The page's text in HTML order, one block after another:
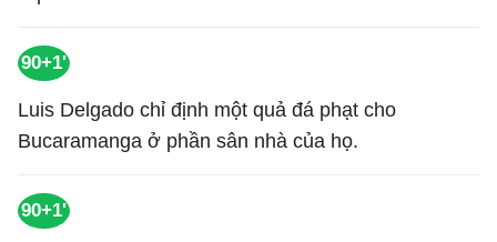
90+1'
Luis Delgado chỉ định một quả đá phạt cho
Bucaramanga ở phần sân nhà của họ.
90+1'